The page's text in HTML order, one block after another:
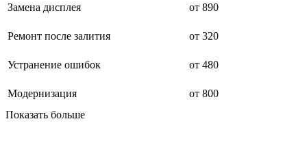
дегидраторов
депиляторов
дестратификаторов
дезинфекторов банкнот
дисковых пил
Замена дисплея от 890
Ремонт после залития от 320
Устранение ошибок от 480
Модернизация
от 800
Показать больше